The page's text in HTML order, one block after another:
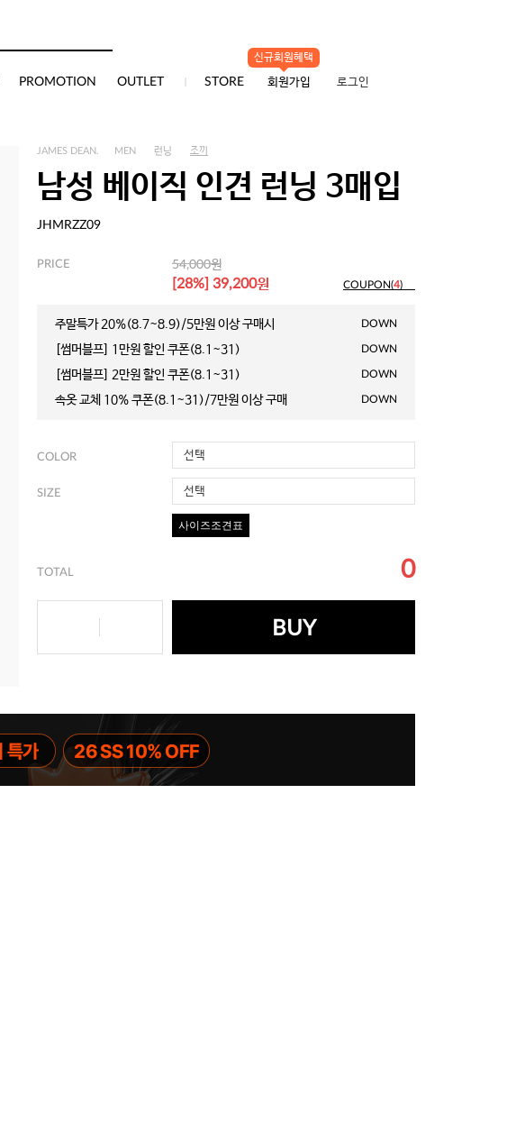
PROMOTION OUTLET STORE
신규회원혜택
회원가입 로그인
JAMES DEAN. MEN 런닝 조끼
남성 베이직 인견 런닝 3매입
JHMRZZ09
PRICE 54,000원
[28%] 39,200원 COUPON(4)
주말특가 20%(8.7~8.9)/5만원 이상 구매시 DOWN
[썸머블프] 1만원 할인 쿠폰(8.1~31) DOWN
[썸머블프] 2만원 할인 쿠폰(8.1~31) DOWN
속옷 교체 10% 쿠폰(8.1~31)/7만원 이상 구매 DOWN
COLOR 선택
SIZE 선택
사이즈조견표
TOTAL 0
BUY